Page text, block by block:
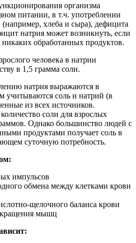
организма
питании, в т.ч. употреблении
хлеба и сыра), дефицита
натрия может возникнуть, если
обработанных продуктов.
человека в натрии
в 1,5 грамма соли.
натрия выражаются в
учитываются соль и натрий (в
из всех источников.
соли для взрослых
Однако большинство людей с
продуктами получает соль в
суточную потребность.
импульсов
обмена между клетками крови
щелочного баланса крови
мышц